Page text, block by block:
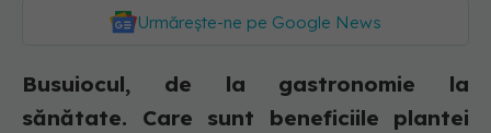
Urmărește-ne pe Google News
Busuiocul, de la gastronomie la
sănătate. Care sunt beneficiile plantei